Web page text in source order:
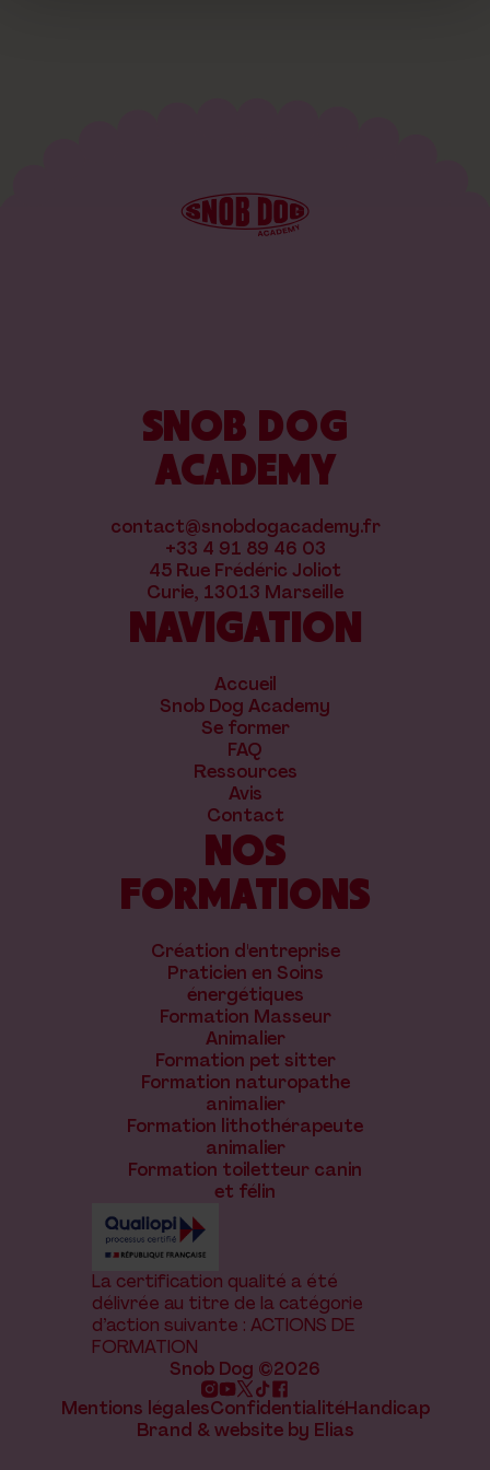
SNOB DOG
ACADEMY
contact@snobdogacademy.fr
+33 4 91 89 46 03
45 Rue Frédéric Joliot
Curie, 13013 Marseille
NAVIGATION
Accueil
Snob Dog Academy
Se former
FAQ
Ressources
Avis
Contact
NOS
FORMATIONS
Création d'entreprise
Praticien en Soins
énergétiques
Formation Masseur
Animalier
Formation pet sitter
Formation naturopathe
animalier
Formation lithothérapeute
animalier
Formation toiletteur canin
et félin
La certification qualité a été
délivrée au titre de la catégorie
d’action suivante : ACTIONS DE
FORMATION
Snob Dog ©2026
Mentions légalesConfidentialitéHandicap
Brand & website by Elias